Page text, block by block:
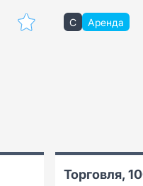
C Аренда
Торговля,